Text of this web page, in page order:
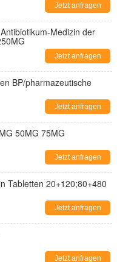
Jetzt anfragen
Medizin der
Jetzt anfragen
BP/pharmazeutische
Jetzt anfragen
50MG 75MG
Jetzt anfragen
Tabletten 20+120;80+480
Jetzt anfragen
Jetzt anfragen